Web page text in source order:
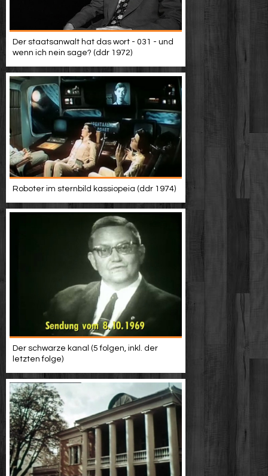
Der staatsanwalt hat das wort - 031 - und
wenn ich nein sage? (ddr 1972)
Roboter im sternbild kassiopeia (ddr 1974)
Der schwarze kanal (5 folgen, inkl. der
letzten folge)